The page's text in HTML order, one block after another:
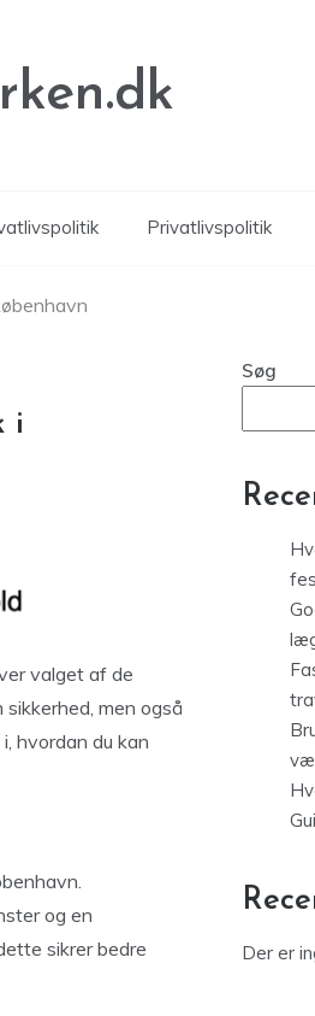
Privatlivspolitik
i
valget af de
men også
hvordan du kan
og en
sikrer bedre
Søg
Der er